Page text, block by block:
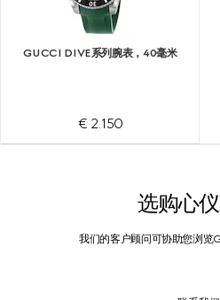
GUCCI DIVE系列腕表，40毫米
€ 2.150
选购心
我们的客户顾问可协助您浏览